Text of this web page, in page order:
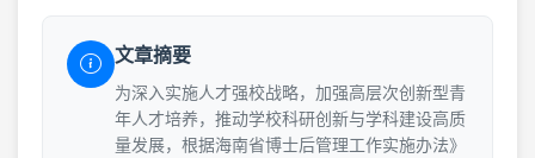
文章摘要
为深入实施人才强校战略，加强高层次创新型青
年人才培养，推动学校科研创新与学科建设高质
量发展，根据海南省博士后管理工作实施办法》